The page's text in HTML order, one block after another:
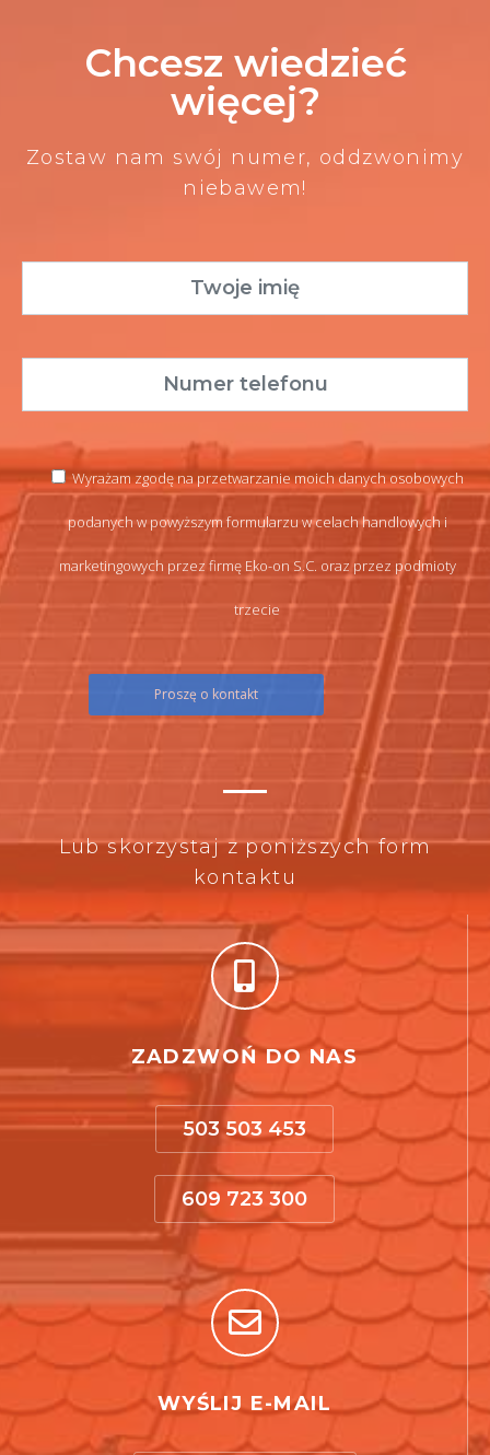
Chcesz wiedzieć
więcej?
Zostaw nam swój numer, oddzwonimy
niebawem!
Wyrażam zgodę na przetwarzanie moich danych osobowych
podanych w powyższym formularzu w celach handlowych i
marketingowych przez firmę Eko-on S.C. oraz przez podmioty
trzecie
Lub skorzystaj z poniższych form
kontaktu
ZADZWOŃ DO NAS
503 503 453
609 723 300
WYŚLIJ E-MAIL